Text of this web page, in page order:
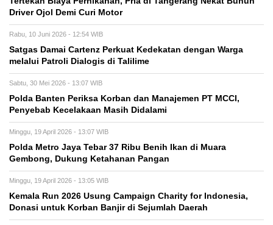
Driver Ojol Demi Curi Motor
Rabu, 10 Juni 2026 - 12:54 WIB
Satgas Damai Cartenz Perkuat Kedekatan dengan Warga
melalui Patroli Dialogis di Talilime
Sabtu, 30 Mei 2026 - 13:07 WIB
Polda Banten Periksa Korban dan Manajemen PT MCCI,
Penyebab Kecelakaan Masih Didalami
Minggu, 19 April 2026 - 13:07 WIB
Polda Metro Jaya Tebar 37 Ribu Benih Ikan di Muara
Gembong, Dukung Ketahanan Pangan
Minggu, 19 April 2026 - 13:05 WIB
Kemala Run 2026 Usung Campaign Charity for Indonesia,
Donasi untuk Korban Banjir di Sejumlah Daerah